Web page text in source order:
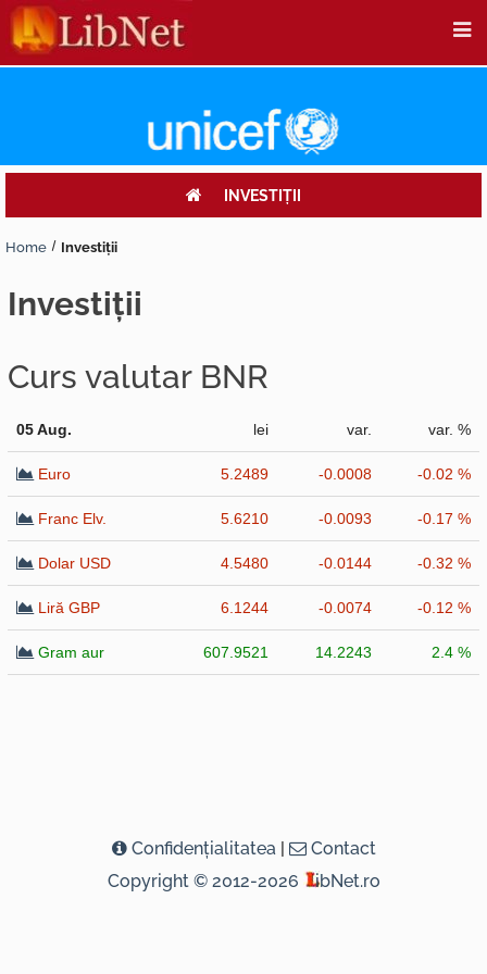
INVESTIŢII
Home Investiţii
investiţii
Curs valutar BNR
05 Aug. lei var. var. %
Euro 5.2489 -0.0008 -0.02 %
Franc Elv. 5.6210 -0.0093 -0.17 %
Dolar USD 4.5480 -0.0144 -0.32 %
Liră GBP 6.1244 -0.0074 -0.12 %
Gram aur 607.9521 14.2243 2.4 %
Confidenţialitatea |
Contact
Copyright © 2012-2026
ibNet.ro